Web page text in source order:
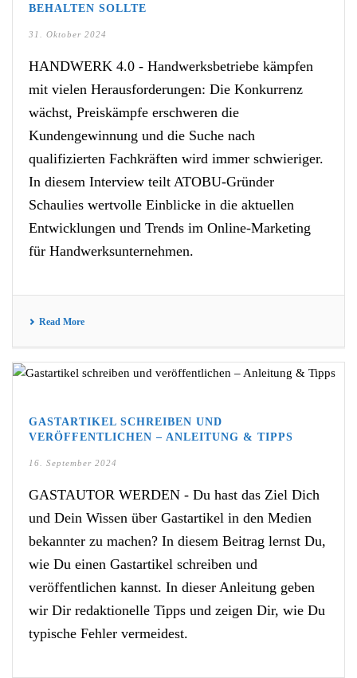
BEHALTEN SOLLTE
31. Oktober 2024
HANDWERK 4.0 - Handwerksbetriebe kämpfen
mit vielen Herausforderungen: Die Konkurrenz
wächst, Preiskämpfe erschweren die
Kundengewinnung und die Suche nach
qualifizierten Fachkräften wird immer schwieriger.
In diesem Interview teilt ATOBU-Gründer
Schaulies wertvolle Einblicke in die aktuellen
Entwicklungen und Trends im Online-Marketing
für Handwerksunternehmen.
Read More
GASTARTIKEL SCHREIBEN UND
VERÖFFENTLICHEN – ANLEITUNG & TIPPS
16. September 2024
GASTAUTOR WERDEN - Du hast das Ziel Dich
und Dein Wissen über Gastartikel in den Medien
bekannter zu machen? In diesem Beitrag lernst Du,
wie Du einen Gastartikel schreiben und
veröffentlichen kannst. In dieser Anleitung geben
wir Dir redaktionelle Tipps und zeigen Dir, wie Du
typische Fehler vermeidest.